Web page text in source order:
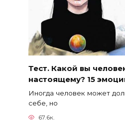
Тест. Какой вы
настоящему? 15
Иногда человек может
себе, но
67.6к.